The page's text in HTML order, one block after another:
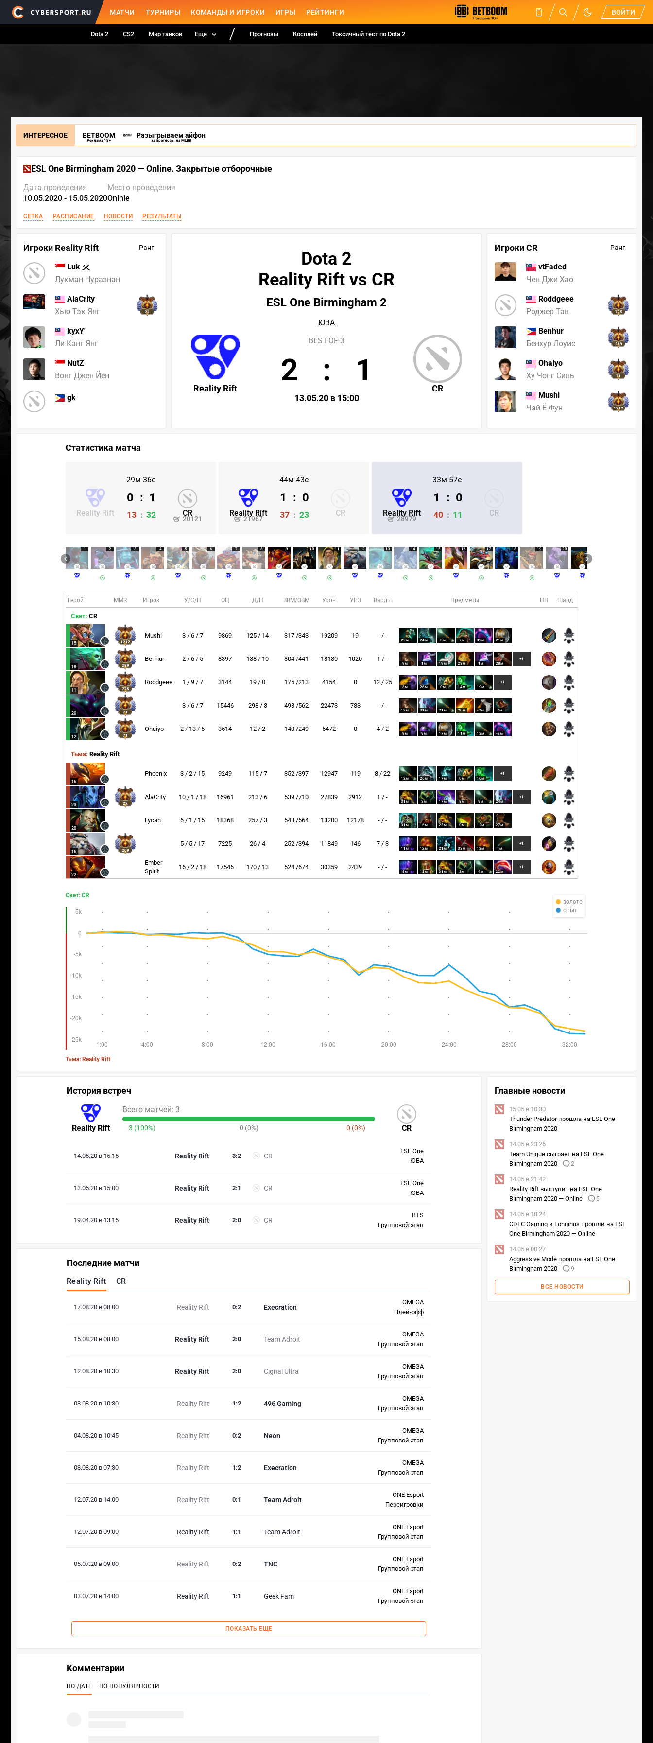
МАТЧИ ТУРНИРЫ КОМАНДЫ И ИГРОКИ ИГРЫ РЕЙТИНГИ ВОЙТИ
Dota 2 CS2 Мир танков Еще Прогнозы Косплей Токсичный тест по Dota 2
ИНТЕРЕСНОЕ BETBOOM
Реклама 18+
Разыгрываем айфон
за прогнозы на MLBB
ESL One Birmingham 2020 — Online. Закрытые отборочные
Дата проведения
10.05.2020 - 15.05.2020
Место проведения
Onlnie
СЕТКА РАСПИСАНИЕ НОВОСТИ РЕЗУЛЬТАТЫ
Игроки Reality Rift Ранг
Luk 火
Лукман Нуразнан
AlaCrity
Хью Тэк Янг
22
kyxY'
Ли Канг Янг
NutZ
Вонг Джен Йен
gk
Игроки CR Ранг
vtFaded
Чен Джи Хао
Roddgeee
Роджер Тан
775
Benhur
Бенхур Лоуис
289
Ohaiyo
Ху Чонг Синь
71
Mushi
Чай Ё Фун
1212
Dota 2
Reality Rift vs CR
ESL One Birmingham 2
ЮВА
Reality Rift CR
BEST-OF-3
2 : 1
13.05.20 в 15:00
Статистика матча
29м 36с
Reality Rift CR
20121
0 : 1
13 : 32
44м 43с
Reality Rift
21967
CR
1 : 0
37 : 23
33м 57с
Reality Rift
28979
CR
1 : 0
40 : 11
1 2 3 4 5 6 7 8 9 10 11 12 13 14 15 16 17 18 19 20
Герой MMR Игрок У/С/П ОЦ Д/Н ЗВМ/ОВМ Урон УРЗ Варды Предметы НП Шард
Свет: CR
15 1212
Mushi 3 / 6 / 7 9869 125 / 14 317 /343 19209 19 - / -
29м 24м 3м 7м 32м 21м
18 289
Benhur 2 / 6 / 5 8397 138 / 10 304 /441 18130 1020 1 / -
9м 1м 19м 23м 1м 28м
+1
11 775
Roddgeee 1 / 9 / 7 3144 19 / 0 175 /213 4154 0 12 / 25
8м 26м 0м 14м 19м
+1
20 71
3 / 6 / 7 15446 298 / 3 498 /562 22473 783 - / -
12м 31м 21м 20м -2м 7м
12 71
Ohaiyo 2 / 13 / 5 3514 12 / 2 140 /249 5472 0 4 / 2
9м 9м 17м 11м 13м -2м
Тьма: Reality Rift
16
Phoenix 3 / 2 / 15 9249 115 / 7 352 /397 12947 119 8 / 22
12м 26м 17м 0м 10м
+1
23 22
AlaCrity 10 / 1 / 18 16961 213 / 6 539 /710 27839 2912 1 / -
31м 3м 17м 8м 9м 24м
+1
20
Lycan 6 / 1 / 15 18368 257 / 3 543 /564 13200 12178 - / -
31м 16м 23м 0м 12м 27м
16 209
5 / 5 / 17 7225 26 / 4 252 /394 11849 146 7 / 3
11м 12м 21м 33м 12м 1м
+1
22
Ember
Spirit
16 / 2 / 18 17546 170 / 13 524 /674 30359 2439 - / -
8м 13м 31м 2м 4м 22м
+1
золото
опыт
Свет: CR
Тьма: Reality Rift
История встреч
Reality Rift CR
Всего матчей: 3
3 (100%) 0 (0%) 0 (0%)
14.05.20 в 15:15 Reality Rift CR
3:2
ESL One
ЮВА
13.05.20 в 15:00 Reality Rift CR
2:1
ESL One
ЮВА
19.04.20 в 13:15 Reality Rift CR
2:0
BTS
Групповой этап
Последние матчи
Reality Rift CR
17.08.20 в 08:00 Reality Rift Execration
0:2
OMEGA
Плей-офф
15.08.20 в 08:00 Reality Rift Team Adroit
2:0
OMEGA
Групповой этап
12.08.20 в 10:30 Reality Rift Cignal Ultra
2:0
OMEGA
Групповой этап
08.08.20 в 10:30 Reality Rift 496 Gaming
1 :2
OMEGA
Групповой этап
04.08.20 в 10:45 Reality Rift Neon
0:2
OMEGA
Групповой этап
03.08.20 в 07:30 Reality Rift Execration
1 :2
OMEGA
Групповой этап
12.07.20 в 14:00 Reality Rift Team Adroit
0:1
ONE Esport
Переигровки
12.07.20 в 09:00 Reality Rift Team Adroit
1 :1
ONE Esport
Групповой этап
05.07.20 в 09:00 Reality Rift TNC
0:2
ONE Esport
Групповой этап
03.07.20 в 14:00 Reality Rift Geek Fam
1 :1
ONE Esport
Групповой этап
ПОКАЗАТЬ ЕЩЕ
Главные новости
15.05 в 10:30
Thunder Predator прошла на ESL One
Birmingham 2020
14.05 в 23:26
Team Unique сыграет на ESL One
Birmingham 2020
2
14.05 в 21:42
Reality Rift выступит на ESL One
Birmingham 2020 — Online
5
14.05 в 18:24
CDEC Gaming и Longinus прошли на ESL
One Birmingham 2020 — Online
14.05 в 00:27
Aggressive Mode прошла на ESL One
Birmingham 2020
9
ВСЕ НОВОСТИ
Комментарии
ПО ДАТЕ ПО ПОПУЛЯРНОСТИ